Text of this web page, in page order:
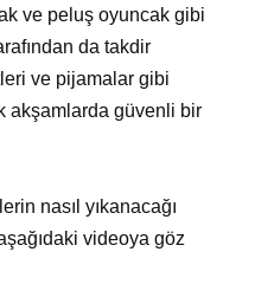
ve peluş oyuncak gibi
da takdir
ve pijamalar gibi
akşamlarda güvenli bir
nasıl yıkanacağı
videoya göz